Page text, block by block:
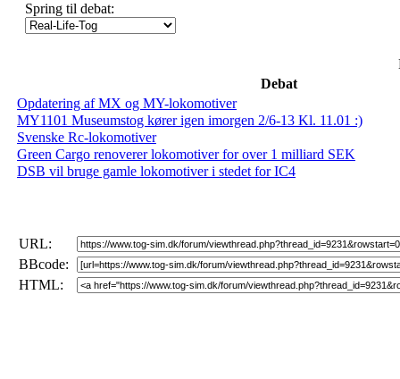
Spring til debat:
Debat
Opdatering af MX og MY-lokomotiver
MY1101 Museumstog kører igen imorgen 2/6-13 Kl. 11.01 :)
Svenske Rc-lokomotiver
Green Cargo renoverer lokomotiver for over 1 milliard SEK
DSB vil bruge gamle lokomotiver i stedet for IC4
URL:
BBcode:
HTML: